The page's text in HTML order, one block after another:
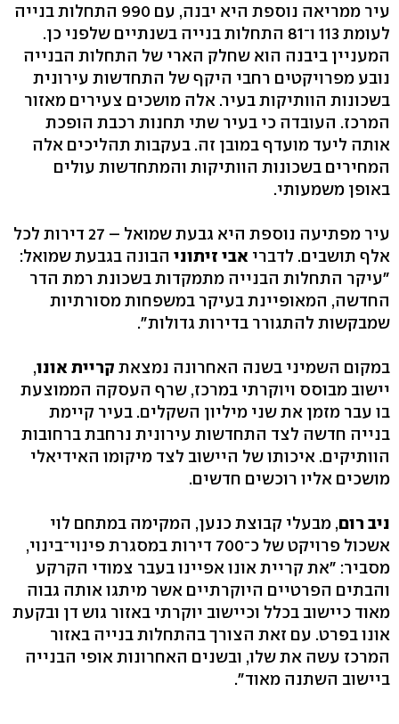
עיר ממריאה נוספת היא יבנה, עם 990 התחלות בנייה
לעומת 113 ו־81 התחלות בנייה בשנתיים שלפני כן.
המעניין ביבנה הוא שחלק הארי של התחלות הבנייה
נובע מפרויקטים רחבי היקף של התחדשות עירונית
בשכונות הוותיקות בעיר. אלה מושכים צעירים מאזור
המרכז. העובדה כי בעיר שתי תחנות רכבת הופכת
אותה ליעד מועדף במובן זה. בעקבות תהליכים אלה
המחירים בשכונות הוותיקות והמתחדשות עולים
באופן משמעותי.
עיר מפתיעה נוספת היא גבעת שמואל – 27 דירות לכל
אלף תושבים. לדברי אבי זיתוני הבונה בגבעת שמואל:
"עיקר התחלות הבנייה מתמקדות בשכונת רמת הדר
החדשה, המאופיינת בעיקר במשפחות מסורתיות
שמבקשות להתגורר בדירות גדולות".
במקום השמיני בשנה האחרונה נמצאת קריית אונו,
יישוב מבוסס ויוקרתי במרכז, שרף העסקה הממוצעת
בו עבר מזמן את שני מיליון השקלים. בעיר קיימת
בנייה חדשה לצד התחדשות עירונית נרחבת ברחובות
הוותיקים. איכותו של היישוב לצד מיקומו האידיאלי
מושכים אליו רוכשים חדשים.
ניב רום, מבעלי קבוצת כנען, המקימה במתחם לוי
אשכול פרויקט של כ־700 דירות במסגרת פינוי־בינוי,
מסביר: "את קריית אונו אפיינו בעבר צמודי הקרקע
והבתים הפרטיים היוקרתיים אשר מיתגו אותה גבוה
מאוד כיישוב בכלל וכיישוב יוקרתי באזור גוש דן ובקעת
אונו בפרט. עם זאת הצורך בהתחלות בנייה באזור
המרכז עשה את שלו, ובשנים האחרונות אופי הבנייה
ביישוב השתנה מאוד".